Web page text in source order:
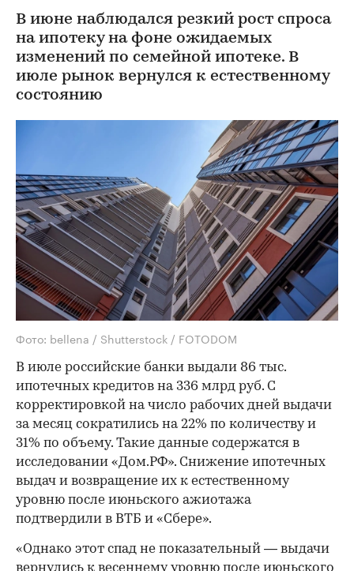
В июне наблюдался резкий рост спроса
на ипотеку на фоне ожидаемых
изменений по семейной ипотеке. В
июле рынок вернулся к естественному
состоянию
Фото: bellena / Shutterstock / FOTODOM
В июле российские банки выдали 86 тыс.
ипотечных кредитов на 336 млрд руб. С
корректировкой на число рабочих дней выдачи
за месяц сократились на 22% по количеству и
31% по объему. Такие данные содержатся в
исследовании «Дом.РФ». Снижение ипотечных
выдач и возвращение их к естественному
уровню после июньского ажиотажа
подтвердили в ВТБ и «Сбере».
«Однако этот спад не показательный — выдачи